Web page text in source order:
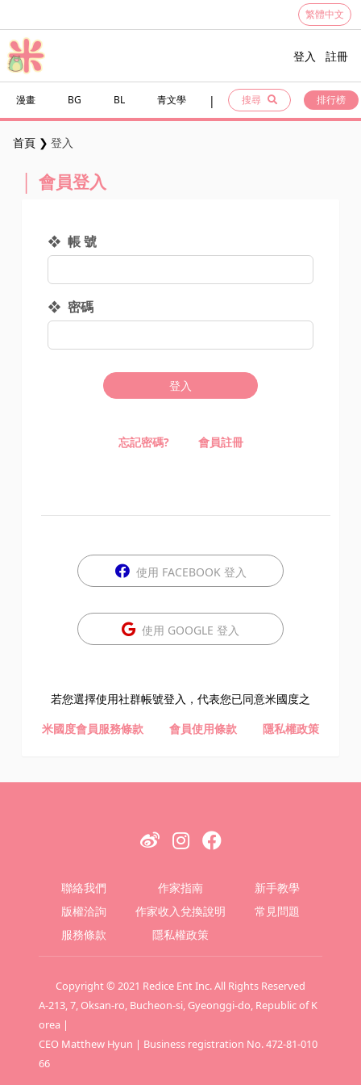
繁體中文
登入 註冊
排行榜
搜尋
|
青文學
BL
BG
漫畫
首頁 登入
會員登入
帳 號
密碼
登入
忘記密碼? 會員註冊
使用 FACEBOOK 登入
使用 GOOGLE 登入
若您選擇使用社群帳號登入，代表您已同意米國度之
米國度會員服務條款
會員使用條款 隱私權政策
聯絡我們 作家指南
新手教學
版權洽詢
作家收入兌換說明
常見問題
服務條款
隱私權政策
Copyright © 2021 Redice Ent Inc. All Rights Reserved
A-213, 7, Oksan-ro, Bucheon-si, Gyeonggi-do, Republic of K
orea |
CEO Matthew Hyun | Business registration No. 472-81-010
66